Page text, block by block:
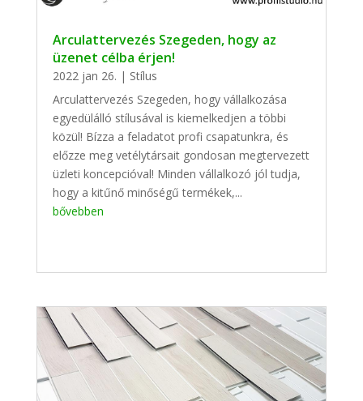
Arculattervezés Szegeden, hogy az
üzenet célba érjen!
2022 jan 26. | Stílus
Arculattervezés Szegeden, hogy vállalkozása
egyedülálló stílusával is kiemelkedjen a többi
közül! Bízza a feladatot profi csapatunkra, és
előzze meg vetélytársait gondosan megtervezett
üzleti koncepcióval! Minden vállalkozó jól tudja,
hogy a kitűnő minőségű termékek,...
bővebben